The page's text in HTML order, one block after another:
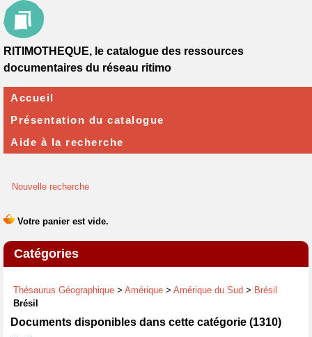
Nouvelle recherche
Catégories
Thésaurus Géographique > Amérique > Amérique du Sud > Brésil
Brésil
Documents disponibles dans cette catégorie (1310)
RITIMOTHEQUE, le catalogue des ressources
documentaires du réseau ritimo
Accueil
Présentation du catalogue
Aide à la recherche